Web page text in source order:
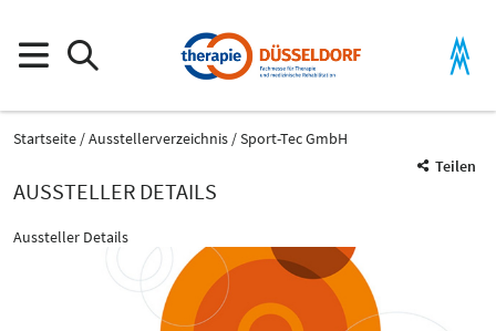
Startseite Ausstellerverzeichnis
Sport-Tec GmbH
Teilen
AUSSTELLER DETAILS
Aussteller Details